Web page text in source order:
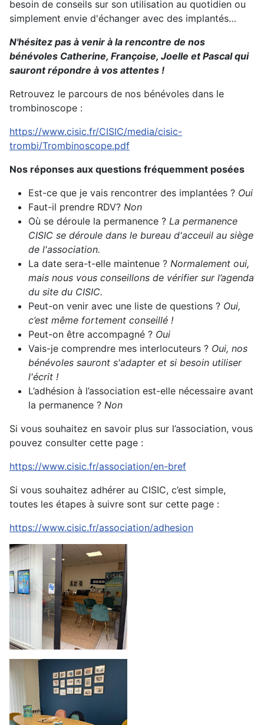
besoin de conseils sur son utilisation au quotidien ou
simplement envie d'échanger avec des implantés…
N'hésitez pas à venir à la rencontre de nos
bénévoles Catherine, Françoise, Joelle et Pascal qui
sauront répondre à vos attentes !
Retrouvez le parcours de nos bénévoles dans le
trombinoscope :
https://www.cisic.fr/CISIC/media/cisic-
trombi/Trombinoscope.pdf
Nos réponses aux questions fréquemment posées
Est-ce que je vais rencontrer des implantées ? Oui
Faut-il prendre RDV? Non
Où se déroule la permanence ? La permanence
CISIC se déroule dans le bureau d'acceuil au siège
de l'association.
La date sera-t-elle maintenue ? Normalement oui,
mais nous vous conseillons de vérifier sur l’agenda
du site du CISIC.
Peut-on venir avec une liste de questions ? Oui,
c’est même fortement conseillé !
Peut-on être accompagné ? Oui
Vais-je comprendre mes interlocuteurs ? Oui, nos
bénévoles sauront s'adapter et si besoin utiliser
l'écrit !
L’adhésion à l’association est-elle nécessaire avant
la permanence ? Non
Si vous souhaitez en savoir plus sur l’association, vous
pouvez consulter cette page :
https://www.cisic.fr/association/en-bref
Si vous souhaitez adhérer au CISIC, c’est simple,
toutes les étapes à suivre sont sur cette page :
https://www.cisic.fr/association/adhesion